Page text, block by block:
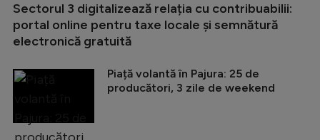
Sectorul 3 digitalizează relația cu contribuabilii:
portal online pentru taxe locale și semnătură
electronică gratuită
Piață volantă în Pajura: 25 de
producători, 3 zile de weekend